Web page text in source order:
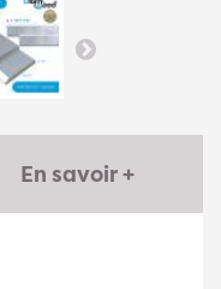
En savoir +